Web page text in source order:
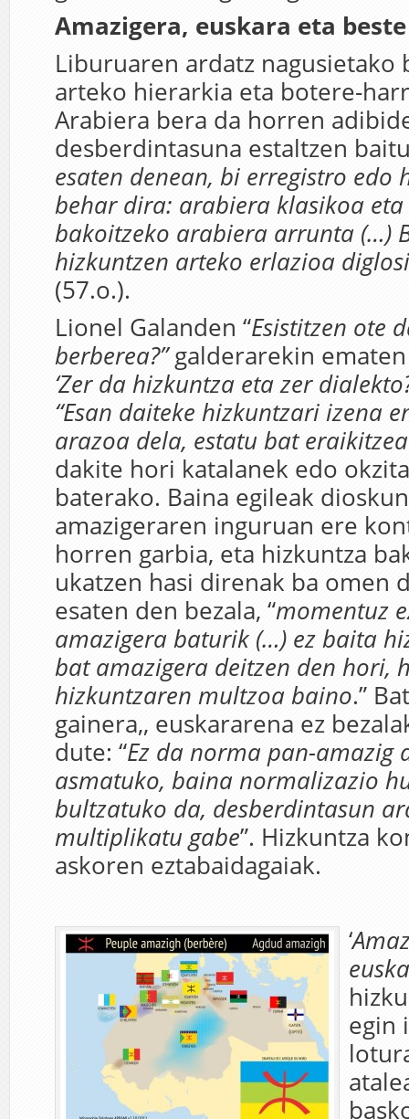
Amazigera, euskara eta beste
Liburuaren ardatz nagusietako
arteko hierarkia eta botere-
Arabiera bera da horren
desberdintasuna estaltzen
esaten denean, bi erregistro edo
behar dira: arabiera klasikoa
bakoitzeko arabiera arrunta (…)
hizkuntzen arteko erlazioa
(57.o.).
Lionel Galanden “Esistitzen ote
berberea?”galderarekin
‘Zer da hizkuntza eta zer
“Esan daiteke hizkuntzari izena
arazoa dela, estatu bat
dakite hori katalanek edo
baterako. Baina egileak
amazigeraren inguruan ere
horren garbia, eta hizkuntza
ukatzen hasi direnak ba omen
esaten den bezala, “momentuz
amazigera baturik (…) ez baita
bat amazigera deitzen den hori,
hizkuntzaren multzoa baino.”
gainera,, euskararena ez
dute: “Ez da norma pan-amazig
asmatuko, baina normalizazio
bultzatuko da, desberdintasun
multiplikatu gabe”. Hizkuntza
askoren eztabaidagaiak.
‘
egin